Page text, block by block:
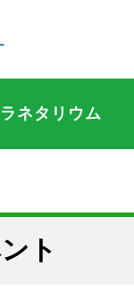
ネタリウム
ト